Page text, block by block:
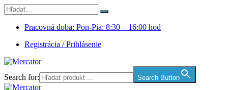
Pracovná doba: Pon-Pia: 8:30 – 16:00 hod
Registrácia / Prihlásenie
Search for: Search Button